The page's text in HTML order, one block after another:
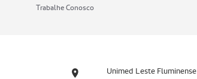
Trabalhe Conosco
Unimed Leste Fluminense